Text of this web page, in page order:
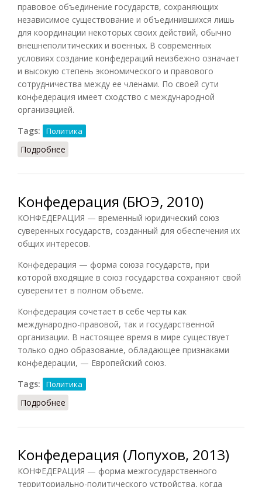
правовое объединение государств, сохраняющих
независимое существование и объединившихся лишь
для координации некоторых своих действий, обычно
внешнеполитических и военных. В современных
условиях создание конфедераций неизбежно означает
и высокую степень экономического и правового
сотрудничества между ее членами. По своей сути
конфедерация имеет сходство с международной
организацией.
Tags:
Политика
Подробнее
Конфедерация (БЮЭ, 2010)
КОНФЕДЕРАЦИЯ — временный юридический союз
суверенных государств, созданный для обеспечения их
общих интересов.
Конфедерация — форма союза государств, при
которой входящие в союз государства сохраняют свой
суверенитет в полном объеме.
Конфедерация сочетает в себе черты как
международно-правовой, так и государственной
организации. В настоящее время в мире существует
только одно образование, обладающее признаками
конфедерации, — Европейский союз.
Tags:
Политика
Подробнее
Конфедерация (Лопухов, 2013)
КОНФЕДЕРАЦИЯ — форма межгосударственного
территориально-политического устройства, когда